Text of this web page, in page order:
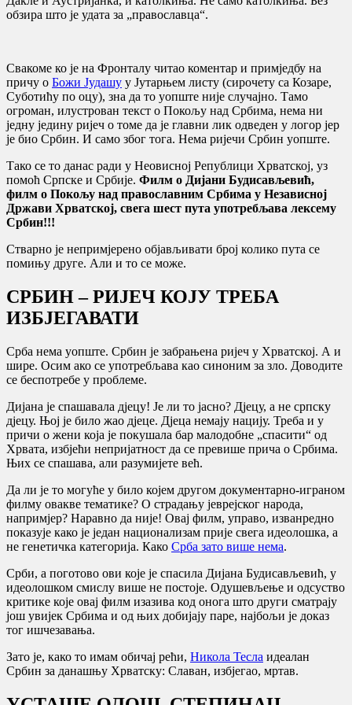
обзира што је удата за „православца“.
Свакоме ко је на Фронталу читао коментар и примједбу на
причу о Божи Јудашу у Јутарњем листу (сирочету са Козаре,
Суботићу по оцу), зна да то уопште није случајно. Тамо
огроман, илустрован текст о Покољу над Србима, нема ни
једну једину ријеч о томе да је главни лик одведен у логор јер
је био Србин. И само због тога. Нема ријечи Србин уопште.
Тако се то данас ради у Неовисној Републици Хрватској, уз
помоћ Српске и Србије. Филм о Дијани Будисављевић,
филм о Покољу над православним Србима у Независној
Држави Хрватској, свега шест пута употребљава лексему
Србин!!!
Стварно је непримјерено објављивати број колико пута се
помињу друге. Али и то се може.
СРБИН – РИЈЕЧ КОЈУ ТРЕБА
ИЗБЈЕГАВАТИ
Срба нема уопште. Србин је забрањена ријеч у Хрватској. А и
шире. Осим ако се употребљава као синоним за зло. Доводите
се беспотребе у проблеме.
Дијана је спашавала дјецу! Је ли то јасно? Дјецу, а не српску
дјецу. Њој је било жао дјеце. Дјеца немају нацију. Треба и у
причи о жени која је покушала бар малодобне „спасити“ од
Хрвата, избјећи непријатност да се превише прича о Србима.
Њих се спашава, али разумијете већ.
Да ли је то могуће у било којем другом документарно-играном
филму овакве тематике? О страдању јеврејског народа,
напримјер? Наравно да није! Овај филм, управо, изванредно
показује како је један национализам прије свега идеолошка, а
не генетичка категорија. Како Срба зато више нема.
Срби, а поготово ови које је спасила Дијана Будисављевић, у
идеолошком смислу више не постоје. Одушевљење и одсуство
критике које овај филм изазива код онога што други сматрају
још увијек Србима и од њих добијају паре, најбољи је доказ
тог ишчезавања.
Зато је, како то имам обичај рећи, Никола Тесла идеалан
Србин за данашњу Хрватску: Славан, избјегао, мртав.